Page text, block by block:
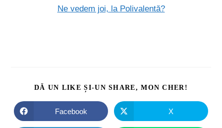
Ne vedem joi, la Polivalentă?
DĂ UN LIKE ȘI-UN SHARE, MON CHER!
Facebook X